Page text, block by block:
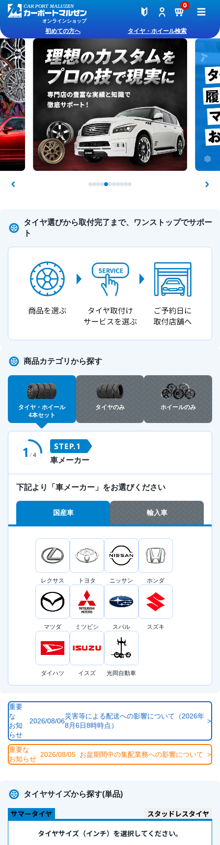
オンラインショップ
0
初めての方へ タイヤ・ホイール検索
タイヤ選びから取付完了まで、ワンストップでサポー
ト
商品カテゴリから探す
タイヤ・ホイール
4本セット
タイヤのみ ホイールのみ
車メーカー
下記より「車メーカー」をお選びください
国産車 輸入車
レクサス トヨタ ニッサン ホンダ
マツダ ミツビシ スバル スズキ
ダイハツ イスズ 光岡自動車
重要
な
お知
らせ
2026/08/06
災害等による配送への影響について（2026年
8月6日8時時点）
>
重要な
お知らせ
2026/08/05 お盆期間中の集配業務への影響について >
タイヤサイズから探す(単品)
サマータイヤ
スタッドレスタイヤ
タイヤサイズ（インチ）を選択してください。